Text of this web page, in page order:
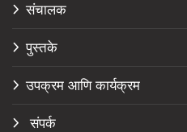
संचालक
पुस्तके
उपक्रम आणि कार्यक्रम
संपर्क